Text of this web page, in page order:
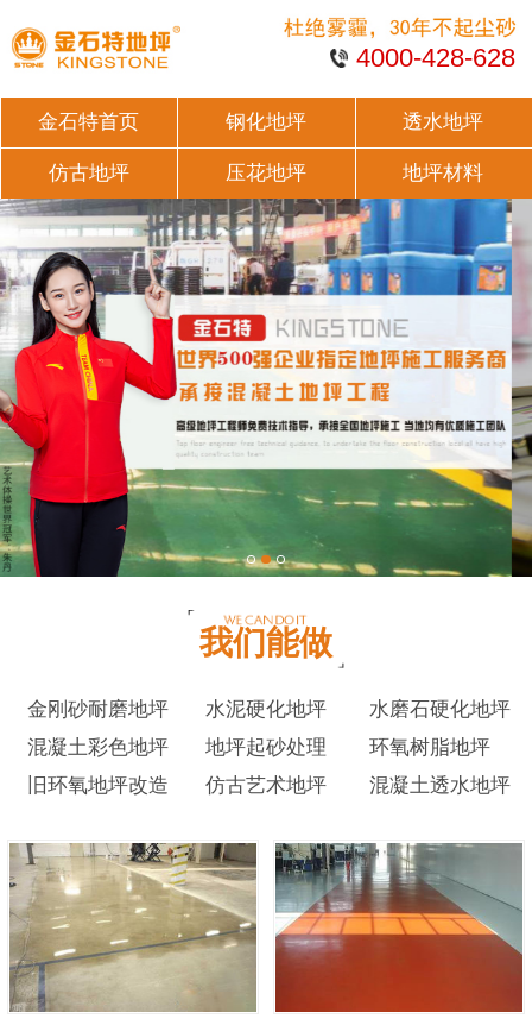
4000-428-628
金石特首页 钢化地坪 透水地坪
仿古地坪 压花地坪 地坪材料
我们能做
金刚砂耐磨地坪 水泥硬化地坪
水磨石硬化地坪
混凝土彩色地坪
地坪起砂处理
环氧树脂地坪
旧环氧地坪改造
仿古艺术地坪 混凝土透水地坪